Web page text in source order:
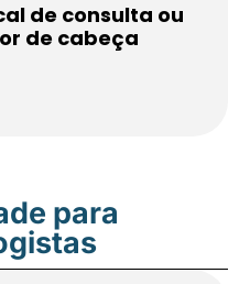
de consulta ou
de cabeça
para